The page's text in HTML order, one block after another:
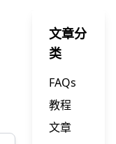
文章分
类
FAQs
教程
文章